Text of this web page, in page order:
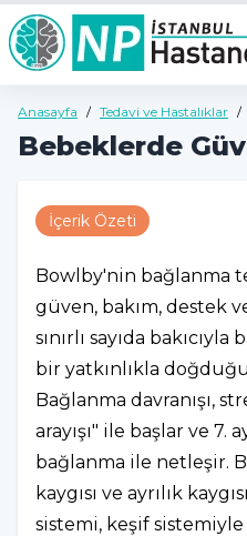
Anasayfa / Tedavi ve Hastalıklar /
Bebeklerde
İçerik Özeti
Bowlby'nin bağlanma
güven, bakım, destek
sınırlı sayıda
bir yatkınlıkla
Bağlanma davranışı,
arayışı" ile başlar ve 7.
bağlanma ile netleşir.
kaygısı ve ayrılık
sistemi, keşif sistemiyle